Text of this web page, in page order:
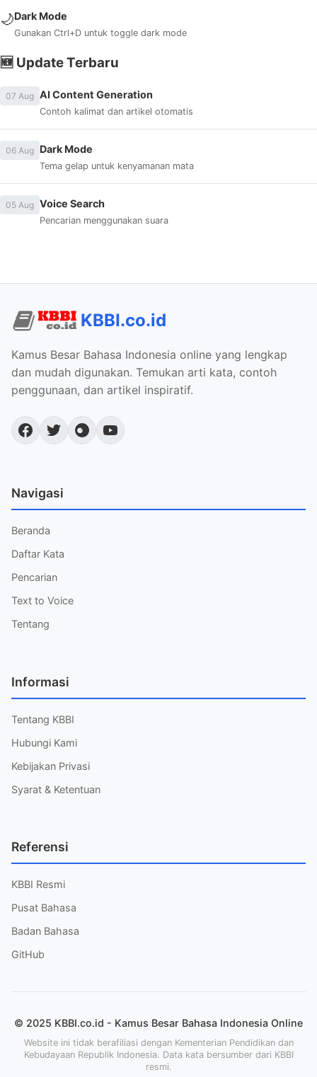
🌙Dark Mode
Gunakan Ctrl+D untuk toggle dark mode
🆕 Update Terbaru
07 Aug AI Content Generation
Contoh kalimat dan artikel otomatis
06 Aug Dark Mode
Tema gelap untuk kenyamanan mata
05 Aug Voice Search
Pencarian menggunakan suara
KBBI.co.id
Kamus Besar Bahasa Indonesia online yang lengkap
dan mudah digunakan. Temukan arti kata, contoh
penggunaan, dan artikel inspiratif.
Navigasi
Beranda
Daftar Kata
Pencarian
Text to Voice
Tentang
Informasi
Tentang KBBI
Hubungi Kami
Kebijakan Privasi
Syarat & Ketentuan
Referensi
KBBI Resmi
Pusat Bahasa
Badan Bahasa
GitHub
© 2025 KBBI.co.id - Kamus Besar Bahasa Indonesia Online
Website ini tidak berafiliasi dengan Kementerian Pendidikan dan
Kebudayaan Republik Indonesia. Data kata bersumber dari KBBI
resmi.